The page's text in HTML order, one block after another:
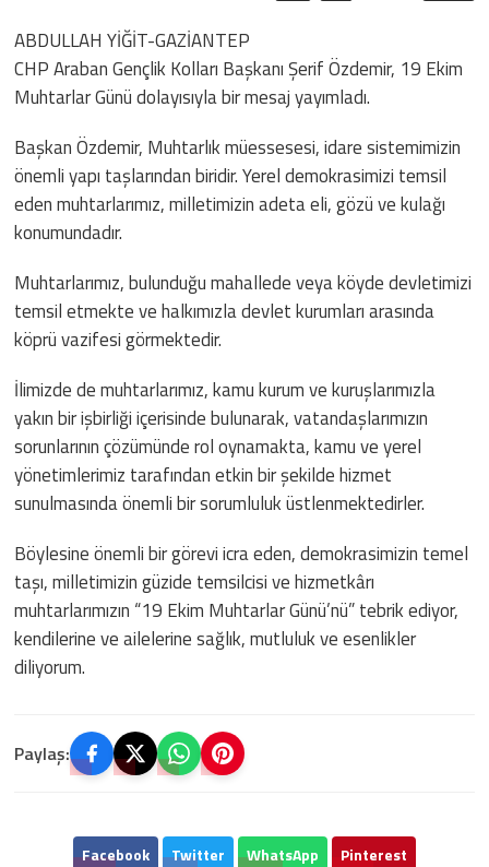
ABDULLAH YİĞİT-GAZİANTEP
CHP Araban Gençlik Kolları Başkanı Şerif Özdemir, 19 Ekim
Muhtarlar Günü dolayısıyla bir mesaj yayımladı.
Başkan Özdemir, Muhtarlık müessesesi, idare sistemimizin
önemli yapı taşlarından biridir. Yerel demokrasimizi temsil
eden muhtarlarımız, milletimizin adeta eli, gözü ve kulağı
konumundadır.
Muhtarlarımız, bulunduğu mahallede veya köyde devletimizi
temsil etmekte ve halkımızla devlet kurumları arasında
köprü vazifesi görmektedir.
İlimizde de muhtarlarımız, kamu kurum ve kuruşlarımızla
yakın bir işbirliği içerisinde bulunarak, vatandaşlarımızın
sorunlarının çözümünde rol oynamakta, kamu ve yerel
yönetimlerimiz tarafından etkin bir şekilde hizmet
sunulmasında önemli bir sorumluluk üstlenmektedirler.
Böylesine önemli bir görevi icra eden, demokrasimizin temel
taşı, milletimizin güzide temsilcisi ve hizmetkârı
muhtarlarımızın “19 Ekim Muhtarlar Günü’nü” tebrik ediyor,
kendilerine ve ailelerine sağlık, mutluluk ve esenlikler
diliyorum.
Paylaş:
Facebook Twitter WhatsApp Pinterest